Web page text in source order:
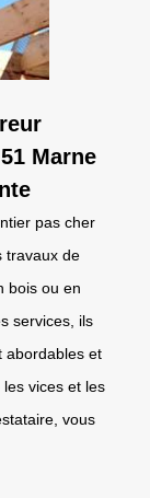
Marne
pas cher
travaux de
bois ou en
services, ils
abordables et
vices et les
vous